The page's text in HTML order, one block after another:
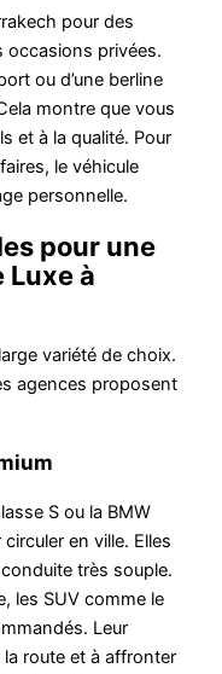
pour des
occasions privées.
ou d’une berline
montre que vous
et à la qualité. Pour
le véhicule
personnelle.
pour une
Luxe à
variété de choix.
agences proposent
S ou la BMW
en ville. Elles
très souple.
les SUV comme le
Leur
la route et à affronter